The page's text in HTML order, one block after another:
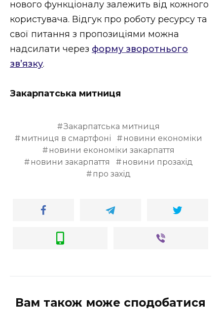
нового функціоналу залежить від кожного
користувача. Відгук про роботу ресурсу та
свої питання з пропозиціями можна
надсилати через форму зворотнього
зв’язку.
Закарпатська митниця
Закарпатська митниця
митниця в смартфоні
новини економіки
новини економіки закарпаття
новини закарпаття
новини прозахід
про захід
Вам також може сподобатися